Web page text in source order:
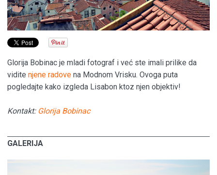
Glorija Bobinac je mladi fotograf i već ste imali prilike da
vidite njene radove na Modnom Vrisku. Ovoga puta
pogledajte kako izgleda Lisabon ktoz njen objektiv!
Kontakt: Glorija Bobinac
GALERIJA